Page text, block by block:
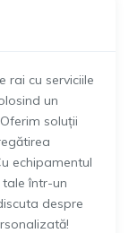
rai cu serviciile
un
soluții
echipamentul
într-un
despre